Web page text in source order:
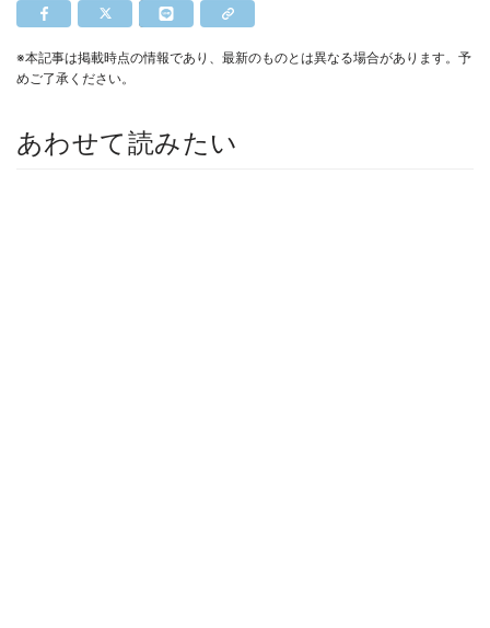
※本記事は掲載時点の情報であり、最新のものとは異なる場合があります。予
めご了承ください。
あわせて読みたい